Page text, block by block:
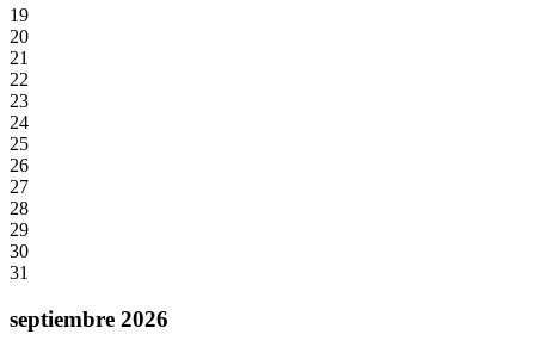
19
20
21
22
23
24
25
26
27
28
29
30
31
septiembre 2026